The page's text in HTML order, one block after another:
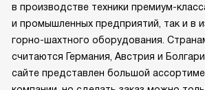
в производстве техники премиум-
и промышленных предприятий, так и в
горно-шахтного оборудования.
считаются Германия, Австрия и
сайте представлен большой